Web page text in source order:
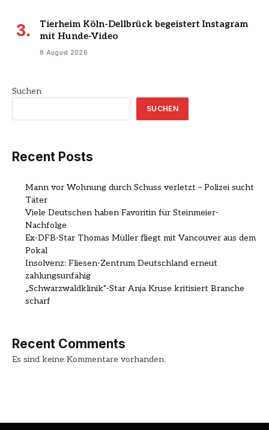
Tierheim Köln-Dellbrück begeistert Instagram
mit Hunde-Video
8 August 2026
Suchen
SUCHEN
Recent Posts
Mann vor Wohnung durch Schuss verletzt – Polizei sucht
Täter
Viele Deutschen haben Favoritin für Steinmeier-
Nachfolge
Ex-DFB-Star Thomas Müller fliegt mit Vancouver aus dem
Pokal
Insolvenz: Fliesen-Zentrum Deutschland erneut
zahlungsunfähig
„Schwarzwaldklinik“-Star Anja Kruse kritisiert Branche
scharf
Recent Comments
Es sind keine Kommentare vorhanden.